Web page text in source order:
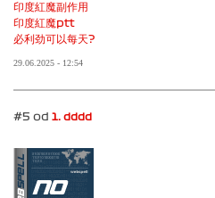
印度紅魔副作用
印度紅魔ptt
必利劲可以每天?
29.06.2025 - 12:54
#5 od 1. dddd